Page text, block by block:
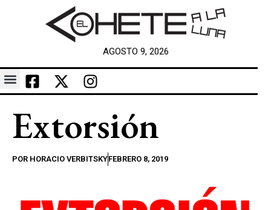
AGOSTO 9, 2026
Extorsión
POR HORACIO VERBITSKYFEBRERO 8, 2019